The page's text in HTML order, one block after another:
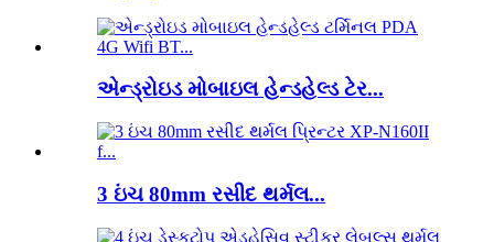
એન્ડ્રોઇડ મોબાઇલ હેન્ડહેલ્ડ ટેર...
3 ઇંચ 80mm રસીદ થર્મલ...